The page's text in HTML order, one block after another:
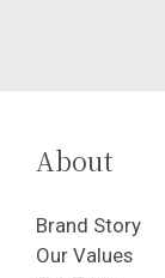
About
Brand Story
Our Values